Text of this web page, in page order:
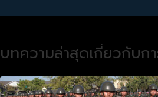
บทความล่าสุดเกี่ยวกับก